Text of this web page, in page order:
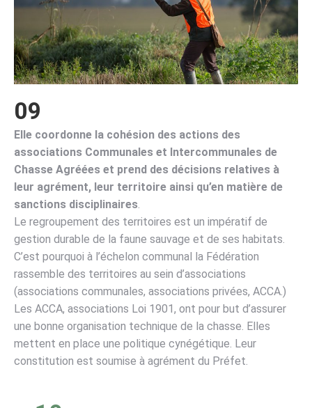
09
Elle coordonne la cohésion des actions des
associations Communales et Intercommunales de
Chasse Agréées et prend des décisions relatives à
leur agrément, leur territoire ainsi qu’en matière de
sanctions disciplinaires.
Le regroupement des territoires est un impératif de
gestion durable de la faune sauvage et de ses habitats.
C’est pourquoi à l’échelon communal la Fédération
rassemble des territoires au sein d’associations
(associations communales, associations privées, ACCA.)
Les ACCA, associations Loi 1901, ont pour but d’assurer
une bonne organisation technique de la chasse. Elles
mettent en place une politique cynégétique. Leur
constitution est soumise à agrément du Préfet.